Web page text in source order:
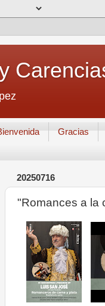
Gracias
20250716
"Romances a la